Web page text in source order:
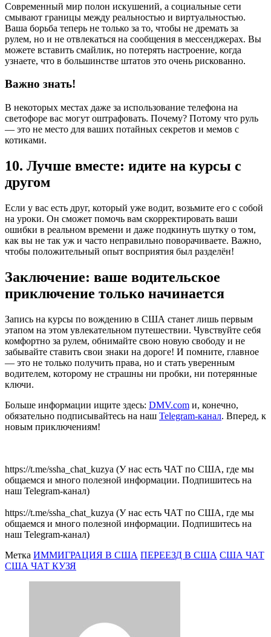
Современный мир полон искушений, а социальные сети
смывают границы между реальностью и виртуальностью.
Ваша борьба теперь не только за то, чтобы не дремать за
рулем, но и не отвлекаться на сообщения в мессенджерах. Вы
можете вставить смайлик, но потерять настроение, когда
узнаете, что в большинстве штатов это очень рискованно.
Важно знать!
В некоторых местах даже за использование телефона на
светофоре вас могут оштрафовать. Почему? Потому что руль
— это не место для ваших потайных секретов и мемов с
котиками.
10. Лучше вместе: идите на курсы с
другом
Если у вас есть друг, который уже водит, возьмите его с собой
на уроки. Он сможет помочь вам скорректировать ваши
ошибки в реальном времени и даже подкинуть шутку о том,
как вы не так уж и часто неправильно поворачиваете. Важно,
чтобы положительный опыт восприятия был разделён!
Заключение: ваше водительское
приключение только начинается
Запись на курсы по вождению в США станет лишь первым
этапом на этом увлекательном путешествии. Чувствуйте себя
комфортно за рулем, обнимайте свою новую свободу и не
забывайте ставить свои знаки на дороге! И помните, главное
— это не только получить права, но и стать уверенным
водителем, которому не страшны ни пробки, ни потерянные
ключи.
Больше информации ищите здесь: DMV.com и, конечно,
обязательно подписывайтесь на наш Telegram-канал. Вперед, к
новым приключениям!
https://t.me/ssha_chat_kuzya (У нас есть ЧАТ по США, где мы
общаемся и много полезной информации. Подпишитесь на
наш Telegram-канал)
https://t.me/ssha_chat_kuzya (У нас есть ЧАТ по США, где мы
общаемся и много полезной информации. Подпишитесь на
наш Telegram-канал)
Метка ИММИГРАЦИЯ В США ПЕРЕЕЗД В США США ЧАТ
США ЧАТ КУЗЯ